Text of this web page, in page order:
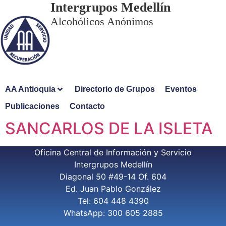
Intergrupos Medellín
Alcohólicos Anónimos
AA Antioquia Directorio de Grupos
Eventos
Publicaciones
Contacto
SANCARLOS DE LA ISLETA
Oficina Central de Información y Servicio
Intergrupos Medellín
Diagonal 50 #49-14 Of. 604
Ed. Juan Pablo González
Tel: 604 448 4390
WhatsApp: 300 605 2885